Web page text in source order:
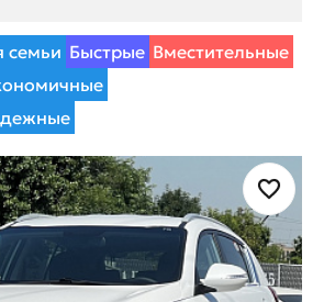
семьи Быстрые Вместительные